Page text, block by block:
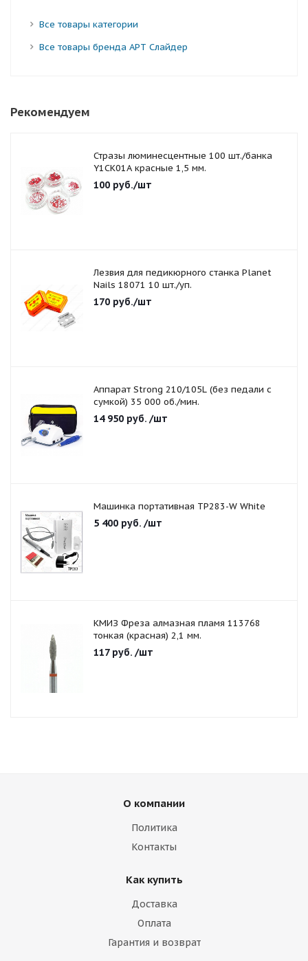
Все товары категории
Все товары бренда АРТ Слайдер
Рекомендуем
Стразы люминесцентные 100 шт./банка
Y1CK01A красные 1,5 мм.
100 руб./шт
Лезвия для педикюрного станка Planet
Nails 18071 10 шт./уп.
170 руб./шт
Аппарат Strong 210/105L (без педали с
сумкой) 35 000 об./мин.
14 950 руб. /шт
Машинка портативная TP283-W White
5 400 руб. /шт
КМИЗ Фреза алмазная пламя 113768
тонкая (красная) 2,1 мм.
117руб. /шт
О компании
Политика
Контакты
Как купить
Доставка
Оплата
Гарантия и возврат